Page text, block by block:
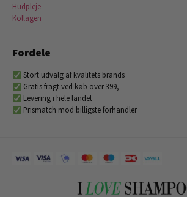
Hudpleje
Kollagen
Fordele
Stort udvalg af kvalitets brands
Gratis fragt ved køb over 399,-
Levering i hele landet
Prismatch mod billigste forhandler